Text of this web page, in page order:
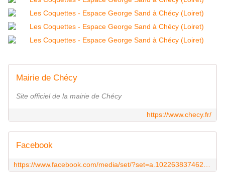
Mairie de Chécy
Site officiel de la mairie de Chécy
https://www.checy.fr/
Facebook